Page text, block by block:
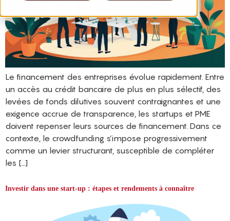
Le financement des entreprises évolue rapidement. Entre
un accès au crédit bancaire de plus en plus sélectif, des
levées de fonds dilutives souvent contraignantes et une
exigence accrue de transparence, les startups et PME
doivent repenser leurs sources de financement. Dans ce
contexte, le crowdfunding s’impose progressivement
comme un levier structurant, susceptible de compléter
les […]
Investir dans une start-up : étapes et rendements à connaître